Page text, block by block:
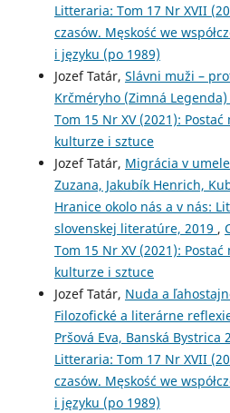
Litteraria: Tom 17 Nr XVII
czasów. Męskość we
i języku (po 1989)
Jozef Tatár, Slávni muži –
Krčméryho (Zimná Legenda)
Tom 15 Nr XV (2021):
kulturze i sztuce
Jozef Tatár, Migrácia v
Zuzana, Jakubík Henrich,
Hranice okolo nás a v nás:
slovenskej literatúre, 2019 ,
Tom 15 Nr XV (2021):
kulturze i sztuce
Jozef Tatár, Nuda a
Filozofické a literárne
Pršová Eva, Banská Bystrica
Litteraria: Tom 17 Nr XVII
czasów. Męskość we
i języku (po 1989)